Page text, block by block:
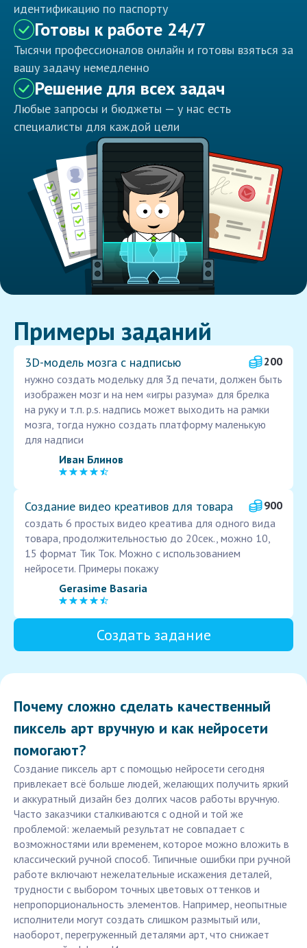
идентификацию по паспорту
Готовы к работе 24/7
Тысячи профессионалов онлайн и готовы взяться за
вашу задачу немедленно
Решение для всех задач
Любые запросы и бюджеты — у нас есть
специалисты для каждой цели
Примеры заданий
3D-модель мозга с надписью
200
нужно создать модельку для 3д печати, должен быть
изображен мозг и на нем «игры разума» для брелка
на руку и т.п. p.s. надпись может выходить на рамки
мозга, тогда нужно создать платформу маленькую
для надписи
Иван Блинов
Создание видео креативов для товара
900
создать 6 простых видео креатива для одного вида
товара, продолжительностью до 20сек., можно 10,
15 формат Тик Ток. Можно с использованием
нейросети. Примеры покажу
Gerasime Basaria
Создать задание
Почему сложно сделать качественный
пиксель арт вручную и как нейросети
помогают?
Создание пиксель арт с помощью нейросети сегодня
привлекает всё больше людей, желающих получить яркий
и аккуратный дизайн без долгих часов работы вручную.
Часто заказчики сталкиваются с одной и той же
проблемой: желаемый результат не совпадает с
возможностями или временем, которое можно вложить в
классический ручной способ. Типичные ошибки при ручной
работе включают нежелательные искажения деталей,
трудности с выбором точных цветовых оттенков и
непропорциональность элементов. Например, неопытные
исполнители могут создать слишком размытый или,
наоборот, перегруженный деталями арт, что снижает